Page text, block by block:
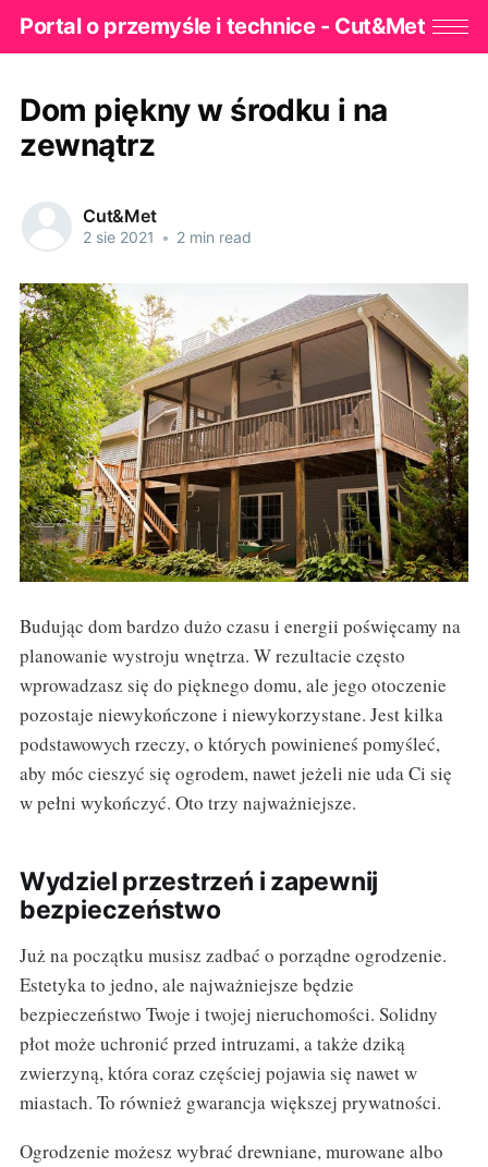
Portal o przemyśle i technice - Cut&Met
Dom piękny w środku i na
zewnątrz
Cut&Met
2 sie 2021 • 2 min read
Budując dom bardzo dużo czasu i energii poświęcamy na
planowanie wystroju wnętrza. W rezultacie często
wprowadzasz się do pięknego domu, ale jego otoczenie
pozostaje niewykończone i niewykorzystane. Jest kilka
podstawowych rzeczy, o których powinieneś pomyśleć,
aby móc cieszyć się ogrodem, nawet jeżeli nie uda Ci się
w pełni wykończyć. Oto trzy najważniejsze.
Wydziel przestrzeń i zapewnij
bezpieczeństwo
Już na początku musisz zadbać o porządne ogrodzenie.
Estetyka to jedno, ale najważniejsze będzie
bezpieczeństwo Twoje i twojej nieruchomości. Solidny
płot może uchronić przed intruzami, a także dziką
zwierzyną, która coraz częściej pojawia się nawet w
miastach. To również gwarancja większej prywatności.
Ogrodzenie możesz wybrać drewniane, murowane albo